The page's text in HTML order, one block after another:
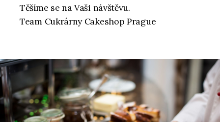
Těšíme se na Vaši návštěvu.
Team Cukrárny Cakeshop Prague